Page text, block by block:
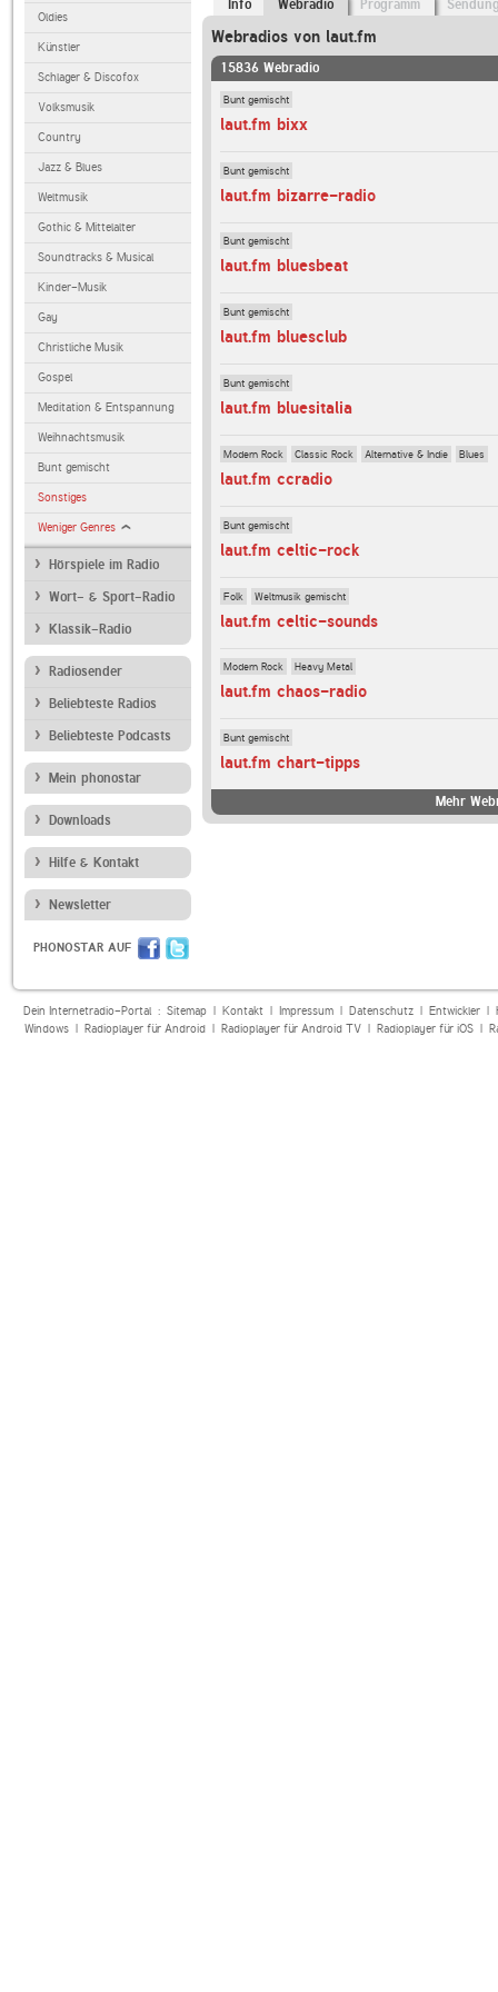
Oldies
Künstler
Schlager & Discofox
Volksmusik
Country
Jazz & Blues
Weltmusik
Gothic & Mittelalter
Soundtracks & Musical
Kinder-Musik
Gay
Christliche Musik
Gospel
Meditation & Entspannung
Weihnachtsmusik
Bunt gemischt
Sonstiges
Weniger Genres
Hörspiele im Radio
Wort- & Sport-Radio
Klassik-Radio
Radiosender
Beliebteste Radios
Beliebteste Podcasts
Mein phonostar
Downloads
Hilfe & Kontakt
Newsletter
PHONOSTAR AUF
Info Webradio Programm
Webradios von laut.fm
15836 Webradio
Bunt gemischt
laut.fm bixx
Bunt gemischt
laut.fm bizarre-radio
Bunt gemischt
laut.fm bluesbeat
Bunt gemischt
laut.fm bluesclub
Bunt gemischt
laut.fm bluesitalia
Modern Rock Classic Rock Alternative & Indie Blues
laut.fm ccradio
Bunt gemischt
laut.fm celtic-rock
Folk Weltmusik gemischt
laut.fm celtic-sounds
Modern Rock Heavy Metal
laut.fm chaos-radio
Bunt gemischt
laut.fm chart-tipps
Mehr
Dein Internetradio-Portal : Sitemap| Kontakt| Impressum| Datenschutz| Entwickler|
Windows| Radioplayer für Android| Radioplayer für Android TV| Radioplayer für iOS|